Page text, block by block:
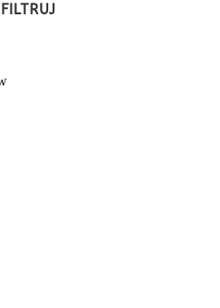
FILTRUJ